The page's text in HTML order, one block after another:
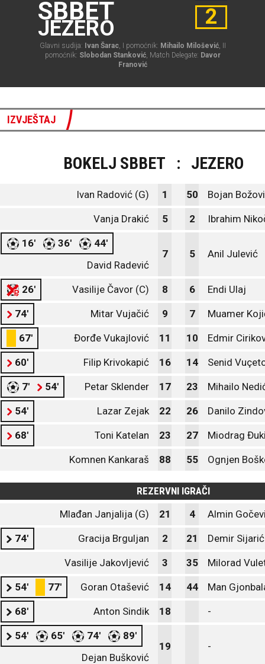
SBBET
JEZERO
2
Glavni sudija: Ivan Šarac, I pomoćnik: Mihailo Milošević, II
pomoćnik: Slobodan Stanković, Match Delegate: Davor
Franović
IZVJEŠTAJ
BOKELJ SBBET : JEZERO
Ivan Radović (G) 1 50 Bojan
Vanja Drakić 5 2 Ibrahim
16' 36'
44'
David Radević
7 5 Anil Julević
26' Vasilije Čavor (C) 8 6 Endi Ulaj
74' Mitar Vujačić 9 7 Muamer
67' Đorđe Vukajlović 11 10 Edmir
60' Filip Krivokapić 16 14 Senid
7' 54' Petar Sklender 17 23 Mihailo
54' Lazar Zejak 22 26 Danilo
68' Toni Katelan 23 27 Miodrag
Komnen Kankaraš 88 55 Ognjen
REZERVNI IGRAČI
Mlađan Janjalija (G)
21 4 Almin
74' Gracija Brguljan 2 21 Demir Sijarić
Vasilije Jakovljević 3 35 Milorad
54' 77' Goran Otašević 14 44 Man
68' Anton Sindik 18 -
54' 65' 74'
89'
Dejan Bušković
19 -